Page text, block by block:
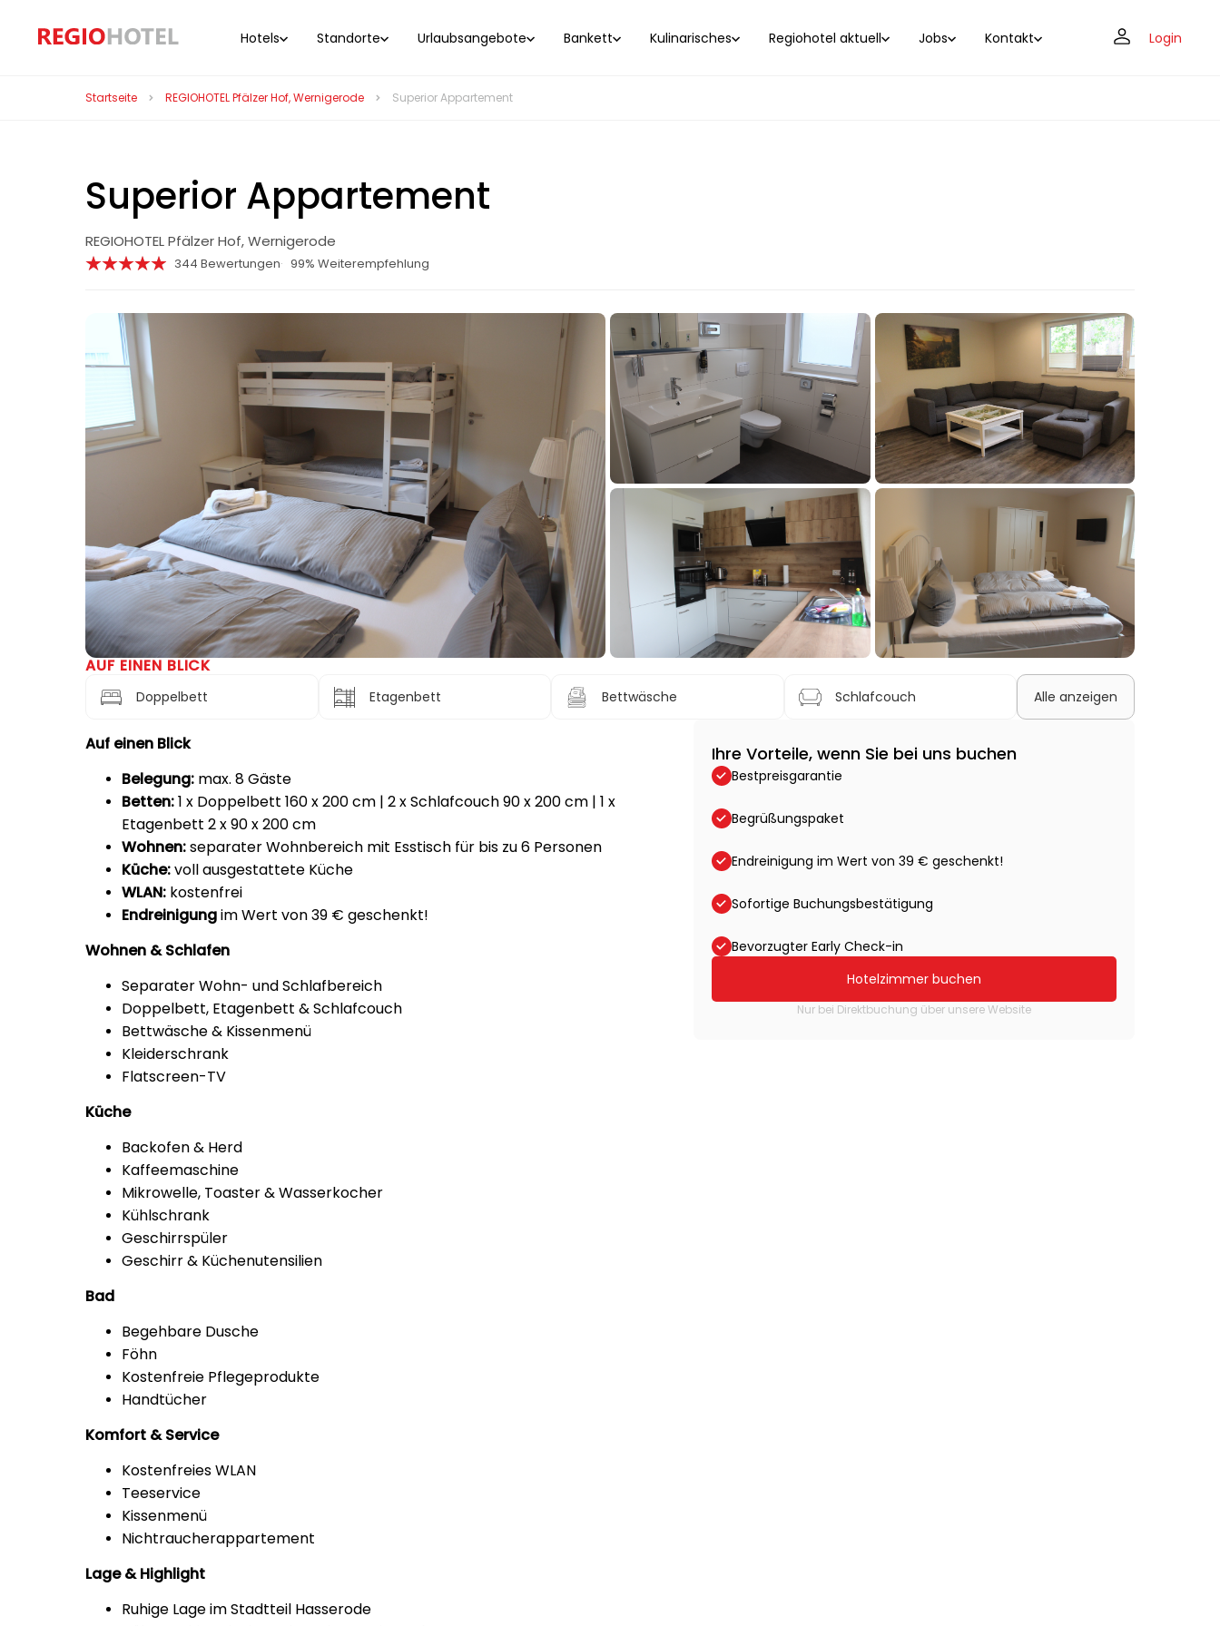
Hotels Standorte Urlaubsangebote Bankett Kulinarisches Regiohotel aktuell Jobs Kontakt Login
Startseite REGIOHOTEL Pfälzer Hof, Wernigerode Superior Appartement
Superior Appartement
REGIOHOTEL Pfälzer Hof, Wernigerode
344 Bewertungen 99% Weiterempfehlung
AUF EINEN BLICK
Doppelbett Etagenbett Bettwäsche Schlafcouch Alle anzeigen
Auf einen Blick
Belegung: max. 8 Gäste
Betten:1 x Doppelbett 160 x 200 cm | 2 x Schlafcouch 90 x 200 cm | 1 x
Etagenbett 2 x 90 x 200 cm
Wohnen:separater Wohnbereich mit Esstisch für bis zu 6 Personen
Küche:voll ausgestattete Küche
WLAN: kostenfrei
Endreinigungim Wert von 39 € geschenkt!
Wohnen & Schlafen
Separater Wohn- und Schlafbereich
Doppelbett, Etagenbett & Schlafcouch
Bettwäsche & Kissenmenü
Kleiderschrank
Flatscreen-TV
Küche
Backofen & Herd
Kaffeemaschine
Mikrowelle, Toaster & Wasserkocher
Kühlschrank
Geschirrspüler
Geschirr & Küchenutensilien
Bad
Begehbare Dusche
Föhn
Kostenfreie Pflegeprodukte
Handtücher
Komfort & Service
Kostenfreies WLAN
Teeservice
Kissenmenü
Nichtraucherappartement
Lage & Highlight
Ruhige Lage im Stadtteil Hasserode
Ihre Vorteile, wenn Sie bei uns buchen
Bestpreisgarantie
Begrüßungspaket
Endreinigung im Wert von 39 € geschenkt!
Sofortige Buchungsbestätigung
Bevorzugter Early Check-in
Hotelzimmer buchen
Nur bei Direktbuchung über unsere Website